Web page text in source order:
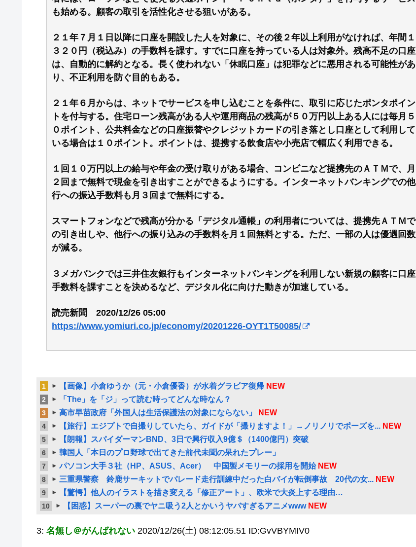
も始める。顧客の取引を活性化させる狙いがある。
２１年７月１日以降に口座を開設した人を対象に、その後２年以上利用がなければ、年間１
３２０円（税込み）の手数料を課す。すでに口座を持っている人は対象外。残高不足の口座
は、自動的に解約となる。長く使われない「休眠口座」は犯罪などに悪用される可能性があ
り、不正利用を防ぐ目的もある。
２１年６月からは、ネットでサービスを申し込むことを条件に、取引に応じたポンタポイン
トを付与する。住宅ローン残高がある人や運用商品の残高が５０万円以上ある人には毎月５
０ポイント、公共料金などの口座振替やクレジットカードの引き落とし口座として利用して
いる場合は１０ポイント。ポイントは、提携する飲食店や小売店で幅広く利用できる。
１回１０万円以上の給与や年金の受け取りがある場合、コンビニなど提携先のＡＴＭで、月
２回まで無料で現金を引き出すことができるようにする。インターネットバンキングでの他
行への振込手数料も月３回まで無料にする。
スマートフォンなどで残高が分かる「デジタル通帳」の利用者については、提携先ＡＴＭで
の引き出しや、他行への振り込みの手数料を月１回無料とする。ただ、一部の人は優遇回数
が減る。
３メガバンクでは三井住友銀行もインターネットバンキングを利用しない新規の顧客に口座
手数料を課すことを決めるなど、デジタル化に向けた動きが加速している。
読売新聞 2020/12/26 05:00
https://www.yomiuri.co.jp/economy/20201226-OYT1T50085/
1 【画像】小倉ゆうか（元・小倉優香）が水着グラビア復帰 NEW
2 「The」を「ジ」って読む時ってどんな時なん？
3 高市早苗政府「外国人は生活保護法の対象にならない」 NEW
4 【旅行】エジプトで自撮りしていたら、ガイドが「撮りますよ！」→ノリノリでポーズを... NEW
5 【朗報】スパイダーマンBND、3日で興行収入9億＄（1400億円）突破
6 韓国人「本日のプロ野球で出てきた前代未聞の呆れたプレー」
7 パソコン大手３社（HP、ASUS、Acer） 中国製メモリーの採用を開始 NEW
8 三重県警察 鈴鹿サーキットでパレード走行訓練中だった白バイが転倒事故 20代の女... NEW
9 【驚愕】他人のイラストを描き変える「修正アート」、欧米で大炎上する理由…
10 【困惑】スーパーの裏でヤニ吸う2人とかいうヤバすぎるアニメwww NEW
3: 名無し＠がんばれない 2020/12/26(土) 08:12:05.51 ID:GvVBYMIV0